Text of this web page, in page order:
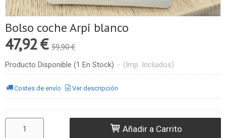
Bolso coche Arpi blanco
47,92 € 59,90 €
Producto Disponible (1 En Stock) - (Imp. Incluidos)
Costes de envío Ver descripción
Añadir a Carrito